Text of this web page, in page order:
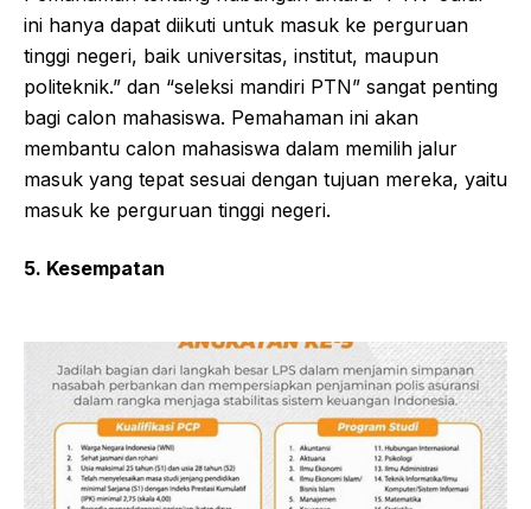
ini hanya dapat diikuti untuk masuk ke perguruan
tinggi negeri, baik universitas, institut, maupun
politeknik.” dan “seleksi mandiri PTN” sangat penting
bagi calon mahasiswa. Pemahaman ini akan
membantu calon mahasiswa dalam memilih jalur
masuk yang tepat sesuai dengan tujuan mereka, yaitu
masuk ke perguruan tinggi negeri.
5. Kesempatan